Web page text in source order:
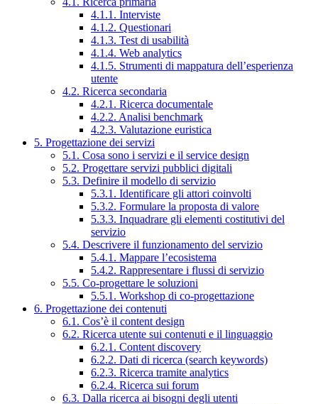
4.1.1. Interviste
4.1.2. Questionari
4.1.3. Test di usabilità
4.1.4. Web analytics
4.1.5. Strumenti di mappatura dell’esperienza
utente
4.2. Ricerca secondaria
4.2.1. Ricerca documentale
4.2.2. Analisi benchmark
4.2.3. Valutazione euristica
5. Progettazione dei servizi
5.1. Cosa sono i servizi e il service design
5.2. Progettare servizi pubblici digitali
5.3. Definire il modello di servizio
5.3.1. Identificare gli attori coinvolti
5.3.2. Formulare la proposta di valore
5.3.3. Inquadrare gli elementi costitutivi del
servizio
5.4. Descrivere il funzionamento del servizio
5.4.1. Mappare l’ecosistema
5.4.2. Rappresentare i flussi di servizio
5.5. Co-progettare le soluzioni
5.5.1. Workshop di co-progettazione
6. Progettazione dei contenuti
6.1. Cos’è il content design
6.2. Ricerca utente sui contenuti e il linguaggio
6.2.1. Content discovery
6.2.2. Dati di ricerca (search keywords)
6.2.3. Ricerca tramite analytics
6.2.4. Ricerca sui forum
6.3. Dalla ricerca ai bisogni degli utenti